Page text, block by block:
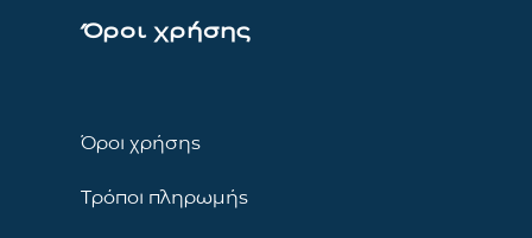
Όροι χρήσης
Όροι χρήσης
Τρόποι πληρωμής